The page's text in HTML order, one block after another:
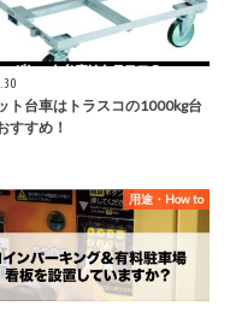
ト台車はトラスコの1000kg台
すすめ！
用途・How to